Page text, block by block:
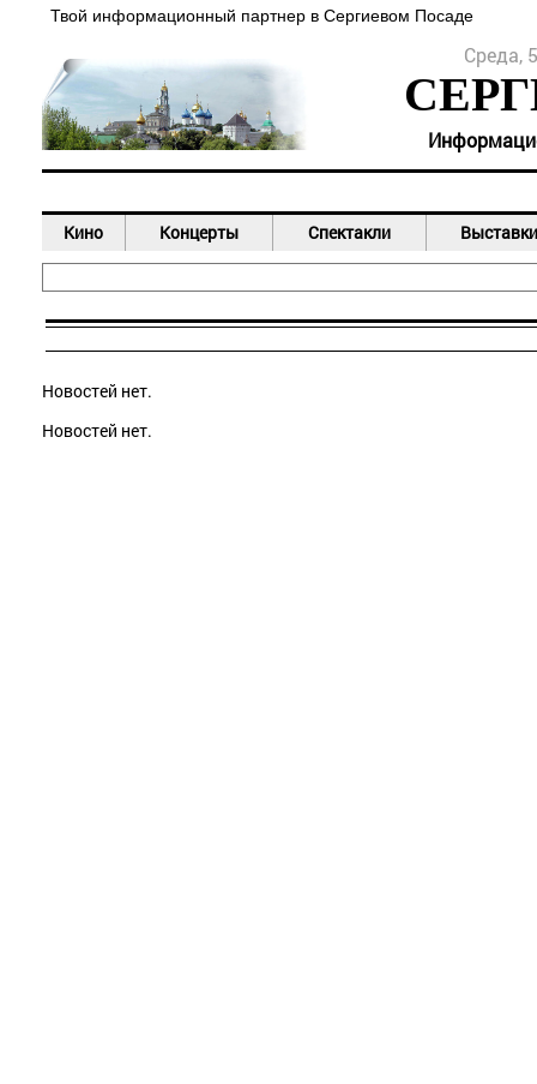
Твой информационный партнер в Сергиевом Посаде
Среда,
Кино Концерты Спектакли Выставки
Новостей нет.
Новостей нет.